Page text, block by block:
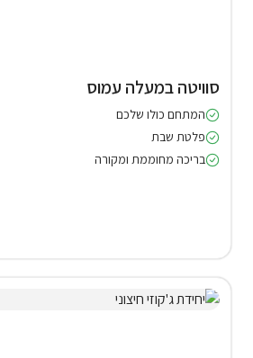
סוויטה במעלה עמוס
המתחם כולו שלכם
פלטת שבת
בריכה מחוממת ומקורה